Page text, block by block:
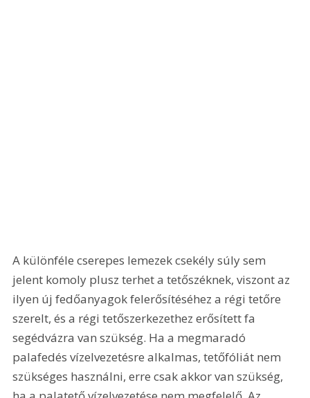
A különféle cserepes lemezek csekély súly sem
jelent komoly plusz terhet a tetőszéknek, viszont az
ilyen új fedőanyagok felerősítéséhez a régi tetőre
szerelt, és a régi tetőszerkezethez erősített fa
segédvázra van szükség. Ha a megmaradó
palafedés vízelvezetésre alkalmas, tetőfóliát nem
szükséges használni, erre csak akkor van szükség,